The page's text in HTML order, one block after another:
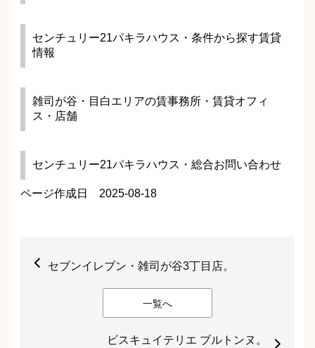
センチュリー21パキラハウス・条件から探す賃貸
情報
雑司が谷・目白エリアの賃事務所・賃貸オフィ
ス・店舗
センチュリー21パキラハウス・総合お問い合わせ
ページ作成日 2025-08-18
セブンイレブン・雑司が谷3丁目店。
一覧へ
ビスキュイテリエ ブルトンヌ。